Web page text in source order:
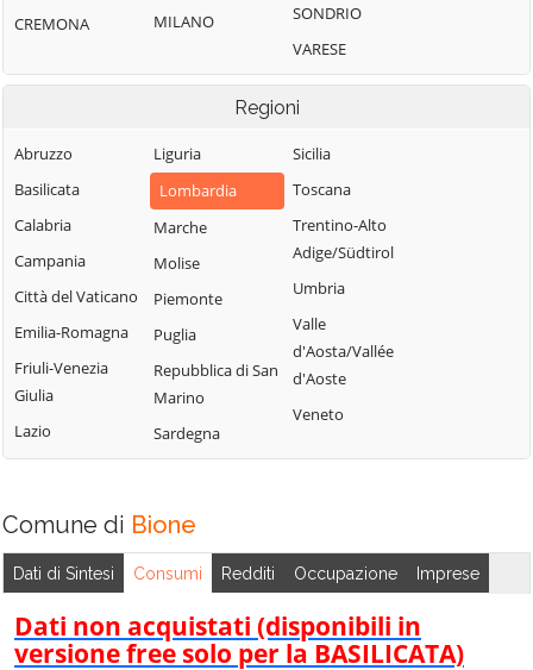
Berlingo
Berzo Inferiore
Bione
Borgo San
Giacomo
Borgosatollo
Borno
Botticino
Bovegno
Bovezzo
Brandico
Breno
Brione
Caino
Calcinato
Irma
Isorella
Leno
Limone sul Garda
Lodrino
Lograto
Lonato del Garda
Longhena
Losine
Lozio
Lumezzane
Magasa
Mairano
Malonno
Manerba del
Preseglie
Prevalle
Provaglio d'Iseo
Sabbia
Puegnago del
Garda
Quinzano d'Oglio
Remedello
Rezzato
Roccafranca
Roncadelle
Sabbio Chiese
Salò
CREMONA
MILANO
SONDRIO
VARESE
Regioni
Abruzzo
Basilicata
Calabria
Campania
Città del Vaticano
Emilia-Romagna
Friuli-Venezia
Giulia
Lazio
Liguria
Lombardia
Marche
Molise
Piemonte
Puglia
Repubblica di San
Marino
Sardegna
Sicilia
Toscana
Trentino-Alto
Adige/Südtirol
Umbria
Valle
d'Aosta/Vallée
d'Aoste
Veneto
Comune di Bione
Dati di Sintesi Consumi Redditi Occupazione Imprese
Dati non acquistati (disponibili in
versione free solo per la BASILICATA)